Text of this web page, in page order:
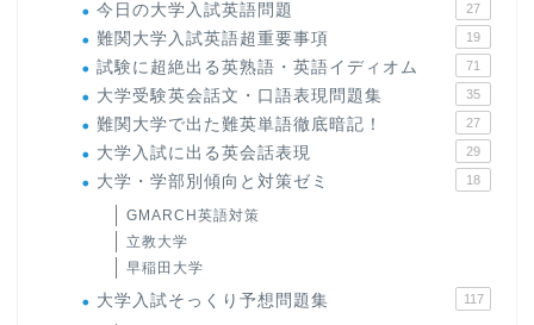
今日の大学入試英語問題 27
難関大学入試英語超重要事項 19
試験に超絶出る英熟語・英語イディオム 71
大学受験英会話文・口語表現問題集 35
難関大学で出た難英単語徹底暗記！ 27
大学入試に出る英会話表現 29
大学・学部別傾向と対策ゼミ 18
GMARCH英語対策
立教大学
早稲田大学
大学入試そっくり予想問題集 117